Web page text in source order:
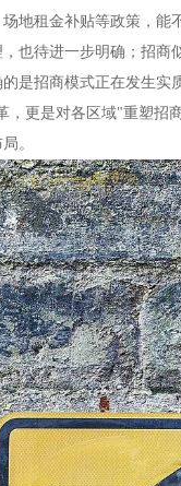
地租金补贴等政策，
也待进一步明确；招商
是招商模式正在发生
，更是对各区域"重塑招
。